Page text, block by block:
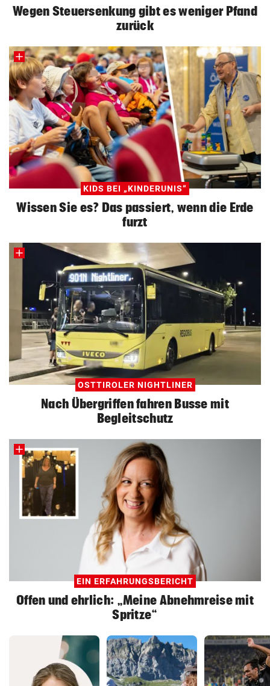
Wegen Steuersenkung gibt es weniger Pfand
zurück
KIDS BEI „KINDERUNIS“
Wissen Sie es? Das passiert, wenn die Erde
furzt
OSTTIROLER NIGHTLINER
Nach Übergriffen fahren Busse mit
Begleitschutz
EIN ERFAHRUNGSBERICHT
Offen und ehrlich: „Meine Abnehmreise mit
Spritze“